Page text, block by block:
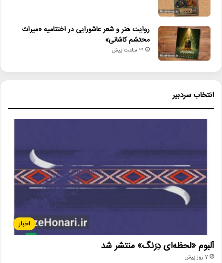
روایت هنر و شعر عاشورایی در اختتامیه «میراث
محتشم کاشانی»
21 ساعت پیش
انتخاب سردبیر
اخبار
آلبوم «لحظه‌ای دِرَنگ» منتشر شد
7 روز پیش